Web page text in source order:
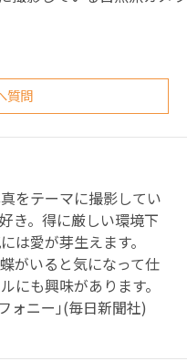
質問
をテーマに撮影してい
き。得に厳しい環境下
は愛が芽生えます。
がいると気になって仕
にも興味があります。
ォニー｣(毎日新聞社)